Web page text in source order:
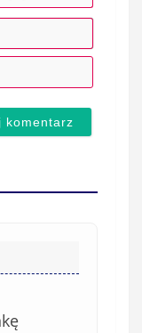
P
r
e
w
E
-
(